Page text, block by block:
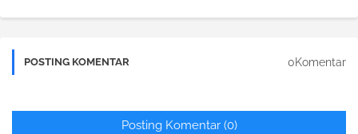
POSTING KOMENTAR 0Komentar
Posting Komentar (0)